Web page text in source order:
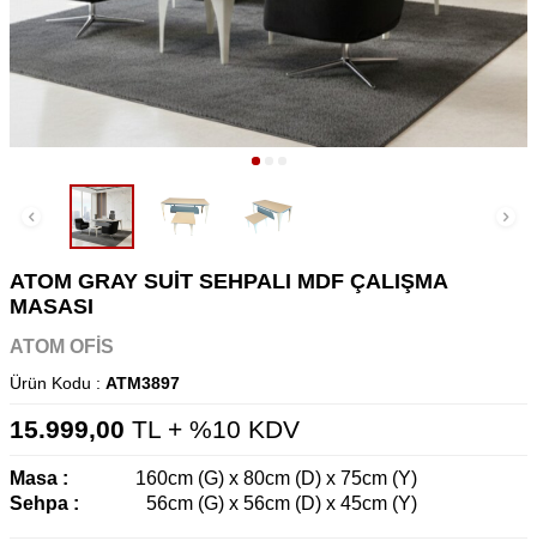
ATOM GRAY SUİT SEHPALI MDF ÇALIŞMA
MASASI
ATOM OFİS
Ürün Kodu : ATM3897
15.999,00 TL + %10 KDV
Masa : 160cm (G) x 80cm (D) x 75cm (Y)
Sehpa : 56cm (G) x 56cm (D) x 45cm (Y)